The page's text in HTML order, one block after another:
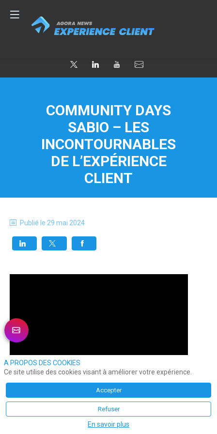
COMMUNITY DAYS
SABIO – LES
INCONTOURNABLES
DE L’EXPÉRIENCE
CLIENT
Publié le 29 mai 2024
A PROPOS DES COOKIES
Ce site utilise des cookies visant à améliorer votre expérience.
Accepter
Refuser
En savoir plus